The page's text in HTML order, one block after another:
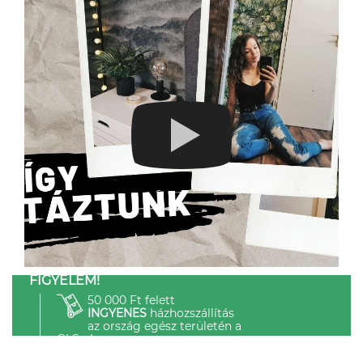
FIGYELEM!
50 000 Ft felett
INGYENESházhozszállítás
az ország egész területén a
GLS-el.